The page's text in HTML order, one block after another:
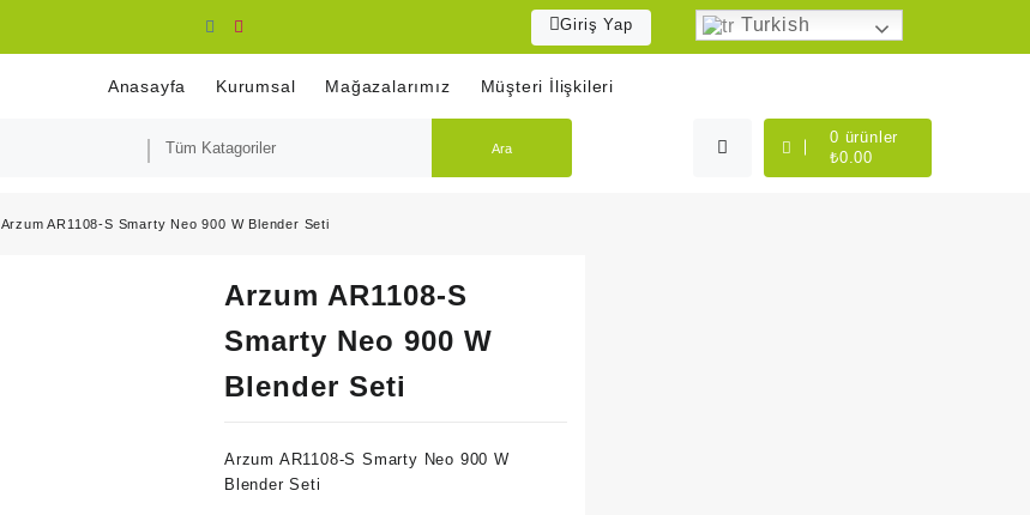
Giriş Yap Turkish
Anasayfa Kurumsal Mağazalarımız Müşteri İlişkileri
Ara
0 ürünler
₺0.00
Arzum AR1108-S Smarty Neo 900 W Blender Seti
Arzum AR1108-S
Smarty Neo 900 W
Blender Seti
Arzum AR1108-S Smarty Neo 900 W
Blender Seti